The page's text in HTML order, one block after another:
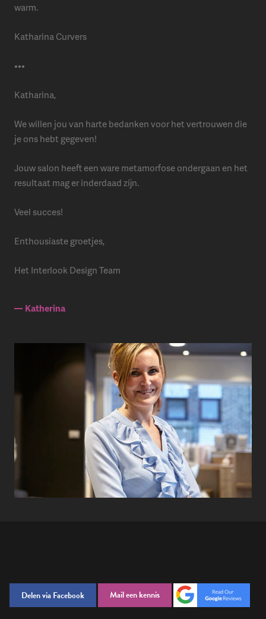
warm.
Katharina Curvers
•••
Katharina,
We willen jou van harte bedanken voor het vertrouwen die
je ons hebt gegeven!
Jouw salon heeft een ware metamorfose ondergaan en het
resultaat mag er inderdaad zijn.
Veel succes!
Enthousiaste groetjes,
Het Interlook Design Team
Katherina
Delen via Facebook Mail een kennis